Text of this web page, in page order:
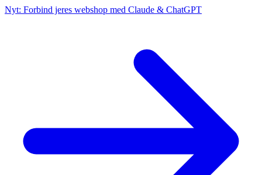
Nyt: Forbind jeres webshop med Claude & ChatGPT